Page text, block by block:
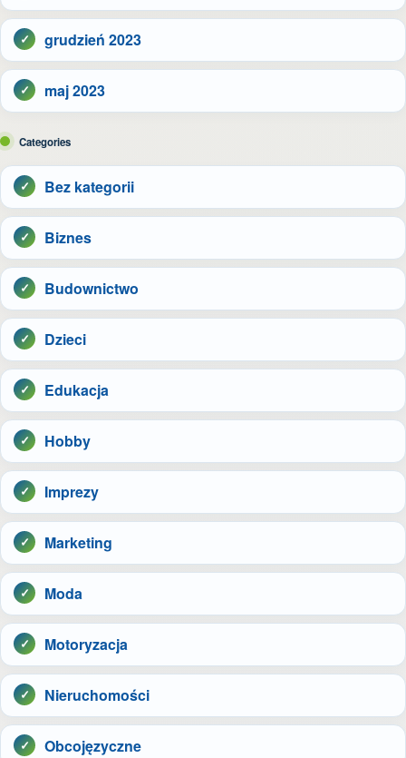
grudzień 2023
maj 2023
Categories
Bez kategorii
Biznes
Budownictwo
Dzieci
Edukacja
Hobby
Imprezy
Marketing
Moda
Motoryzacja
Nieruchomości
Obcojęzyczne